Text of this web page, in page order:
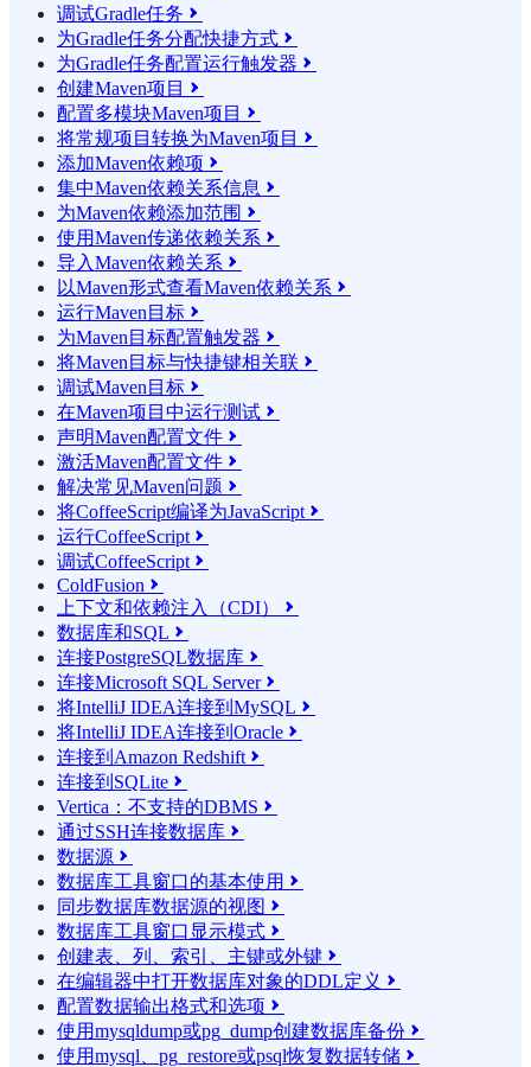
调试Gradle任务 
为Gradle任务分配快捷方式 
为Gradle任务配置运行触发器 
创建Maven项目 
配置多模块Maven项目 
将常规项目转换为Maven项目 
添加Maven依赖项 
集中Maven依赖关系信息 
为Maven依赖添加范围 
使用Maven传递依赖关系 
导入Maven依赖关系 
以Maven形式查看Maven依赖关系 
运行Maven目标 
为Maven目标配置触发器 
将Maven目标与快捷键相关联 
调试Maven目标 
在Maven项目中运行测试 
声明Maven配置文件 
激活Maven配置文件 
解决常见Maven问题 
将CoffeeScript编译为JavaScript 
运行CoffeeScript 
调试CoffeeScript 
ColdFusion 
上下文和依赖注入（CDI） 
数据库和SQL 
连接PostgreSQL数据库 
连接Microsoft SQL Server
将IntelliJ IDEA连接到MySQL 
将IntelliJ IDEA连接到Oracle 
连接到Amazon Redshift 
连接到SQLite 
Vertica：不支持的DBMS 
通过SSH连接数据库 
数据源 
数据库工具窗口的基本使用 
同步数据库数据源的视图 
数据库工具窗口显示模式 
创建表、列、索引、主键或外键 
在编辑器中打开数据库对象的DDL定义 
配置数据输出格式和选项 
使用mysqldump或pg_dump创建数据库备份 
使用mysql、pg_restore或psql恢复数据转储 